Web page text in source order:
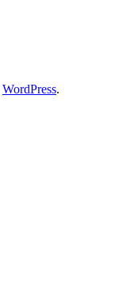
WordPress.